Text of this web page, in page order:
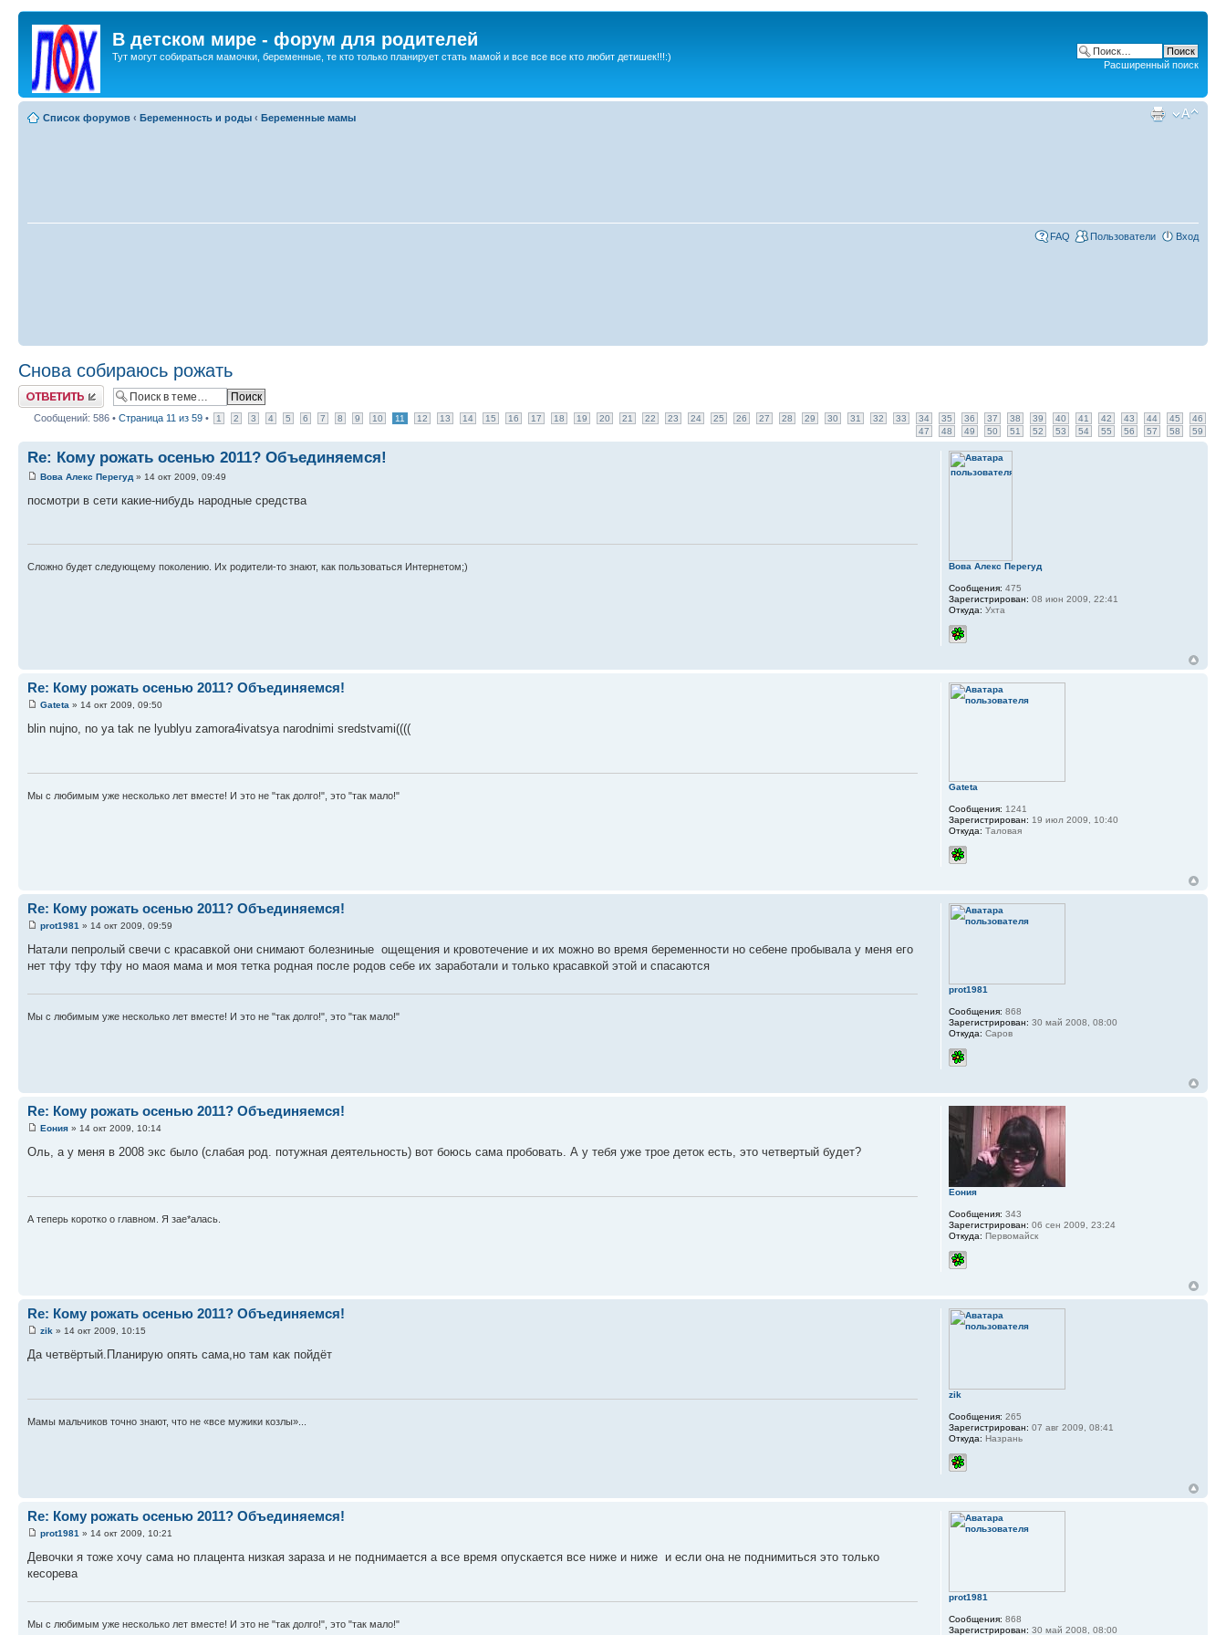
В детском мире - форум для родителей
Тут могут собираться мамочки, беременные, те кто только планирует стать мамой и все все все кто любит детишек!!!:)
Расширенный поиск
Список форумов ‹ Беременность и роды ‹ Беременные мамы
FAQ Пользователи Вход
Снова собираюсь рожать
Ответить
Сообщений: 586 • Страница 11 из 59 • 1 2 3 4 5 6 7 8 9 10 11 12 13 14 15 16 17 18 19 20 21 22 23 24 25 26 27 28 29 30 31 32 33 34 35 36 37 38 39 40 41 42 43 44 45
46
47
48 49 50 51 52 53 54 55 56 57 58 59
Re: Кому рожать осенью 2011? Объединяемся!
Вова Алекс Перегуд » 14 окт 2009, 09:49
посмотри в сети какие-нибудь народные средства
Сложно будет следующему поколению. Их родители-то знают, как пользоваться Интернетом;) Вова Алекс Перегуд
Сообщения: 475
Зарегистрирован: 08 июн 2009, 22:41
Откуда: Ухта
Re: Кому рожать осенью 2011? Объединяемся!
Gateta » 14 окт 2009, 09:50
blin nujno, no ya tak ne lyublyu zamora4ivatsya narodnimi sredstvami((((
Мы с любимым уже несколько лет вместе! И это не "так долго!", это "так мало!"
Gateta
Сообщения: 1241
Зарегистрирован: 19 июл 2009, 10:40
Откуда: Таловая
Re: Кому рожать осенью 2011? Объединяемся!
prot1981 » 14 окт 2009, 09:59
Натали пепролый свечи с красавкой они снимают болезниные ощещения и кровотечение и их можно во время беременности но себене пробывала у меня его
нет тфу тфу тфу но маоя мама и моя тетка родная после родов себе их заработали и только красавкой этой и спасаются
Мы с любимым уже несколько лет вместе! И это не "так долго!", это "так мало!"
prot1981
Сообщения: 868
Зарегистрирован: 30 май 2008, 08:00
Откуда: Саров
Re: Кому рожать осенью 2011? Объединяемся!
Еония » 14 окт 2009, 10:14
Оль, а у меня в 2008 экс было (слабая род. потужная деятельность) вот боюсь сама пробовать. А у тебя уже трое деток есть, это четвертый будет?
А теперь коротко о главном. Я зае*алась.
Еония
Сообщения: 343
Зарегистрирован: 06 сен 2009, 23:24
Откуда: Первомайск
Re: Кому рожать осенью 2011? Объединяемся!
zik » 14 окт 2009, 10:15
Да четвёртый.Планирую опять сама,но там как пойдёт
Мамы мальчиков точно знают, что не «все мужики козлы»...
zik
Сообщения: 265
Зарегистрирован: 07 авг 2009, 08:41
Откуда: Назрань
Re: Кому рожать осенью 2011? Объединяемся!
prot1981 » 14 окт 2009, 10:21
Девочки я тоже хочу сама но плацента низкая зараза и не поднимается а все время опускается все ниже и ниже и если она не поднимиться это только
кесорева
Мы с любимым уже несколько лет вместе! И это не "так долго!", это "так мало!"
prot1981
Сообщения: 868
Зарегистрирован: 30 май 2008, 08:00